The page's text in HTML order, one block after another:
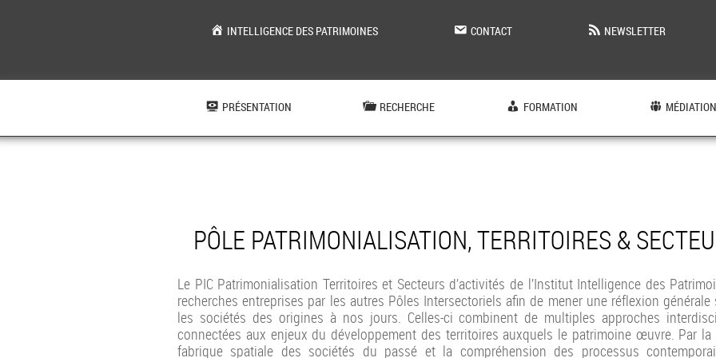
INTELLIGENCE DES PATRIMOINES CONTACT NEWSLETTER
PRÉSENTATION RECHERCHE FORMATION MÉDIATION
PÔLE PATRIMONIALISATION, TERRITOIRES &
Le PIC Patrimonialisation Territoires et Secteurs d’activités de l’Institut Intelligence des
recherches entreprises par les autres Pôles Intersectoriels afin de mener une réflexion
les sociétés des origines à nos jours. Celles-ci combinent de multiples approches
connectées aux enjeux du développement des territoires auxquels le patrimoine œuvre. Par la
fabrique spatiale des sociétés du passé et la compréhension des processus